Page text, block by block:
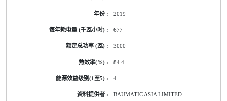
2019
677
3000
84.4
4
BAUMATIC ASIA LIMITED